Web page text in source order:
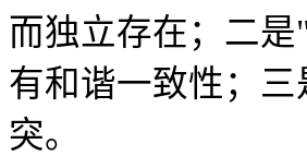
而独立存在；二
有和谐一致性；
突。